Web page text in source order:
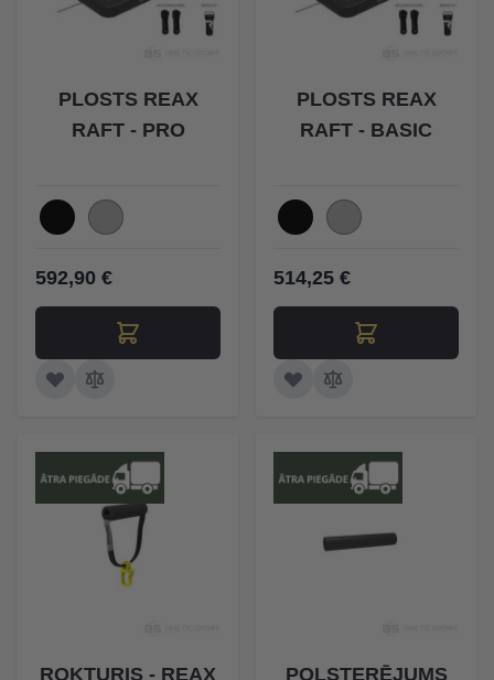
PLOSTS REAX
RAFT - PRO
592,90 €
PLOSTS REAX
RAFT - BASIC
514,25 €
ROKTURIS - REAX
POLSTERĒJUMS